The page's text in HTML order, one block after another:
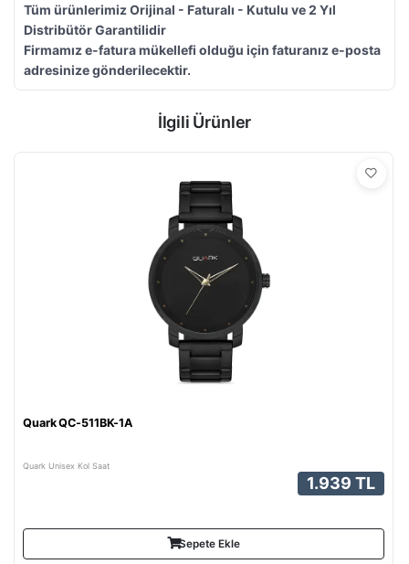
Tüm ürünlerimiz Orijinal - Faturalı - Kutulu ve 2 Yıl
Distribütör Garantilidir
Firmamız e-fatura mükellefi olduğu için faturanız e-posta
adresinize gönderilecektir.
İlgili Ürünler
Quark QC-511BK-1A
Quark Unisex Kol Saat
1.939 TL
Sepete Ekle